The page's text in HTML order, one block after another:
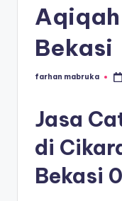
Bekasi
Posted
farhan mabruka
Jasa
di
Bekasi